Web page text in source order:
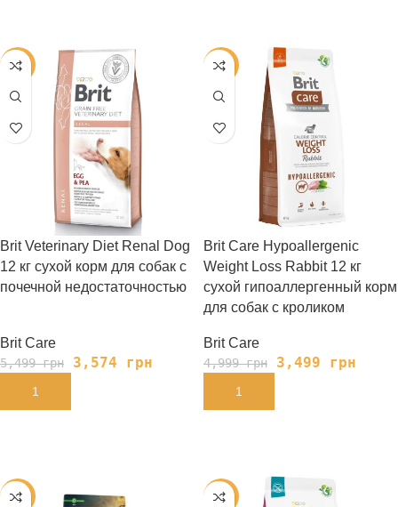
-35%
Brit Veterinary Diet Renal Dog
12 кг сухой корм для собак с
почечной недостаточностью
Brit Care
5,499грн 3,574 грн
В КОРЗИНУ
-30%
Brit Care Hypoallergenic
Weight Loss Rabbit 12 кг
сухой гипоаллергенный корм
для собак с кроликом
Brit Care
4,999грн 3,499 грн
В КОРЗИНУ
-8% -30%